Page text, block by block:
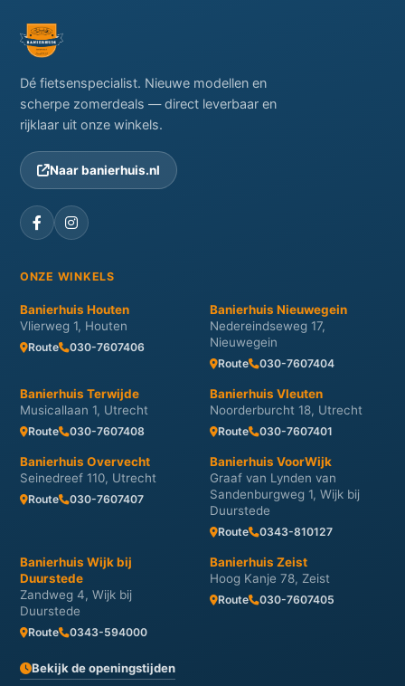
Dé fietsenspecialist. Nieuwe modellen en
scherpe zomerdeals — direct leverbaar en
rijklaar uit onze winkels.
Naar banierhuis.nl
ONZE WINKELS
Banierhuis Houten
Vlierweg 1, Houten
Route 030-7607406
Banierhuis Nieuwegein
Nedereindseweg 17,
Nieuwegein
Route 030-7607404
Banierhuis Terwijde
Musicallaan 1, Utrecht
Route 030-7607408
Banierhuis Vleuten
Noorderburcht 18, Utrecht
Route 030-7607401
Banierhuis Overvecht
Seinedreef 110, Utrecht
Route 030-7607407
Banierhuis VoorWijk
Graaf van Lynden van
Sandenburgweg 1, Wijk bij
Duurstede
Route 0343-810127
Banierhuis Wijk bij
Duurstede
Zandweg 4, Wijk bij
Duurstede
Route 0343-594000
Banierhuis Zeist
Hoog Kanje 78, Zeist
Route 030-7607405
Bekijk de openingstijden